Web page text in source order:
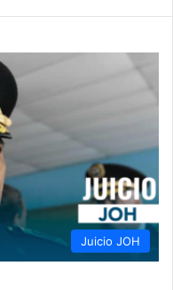
Juicio JOH